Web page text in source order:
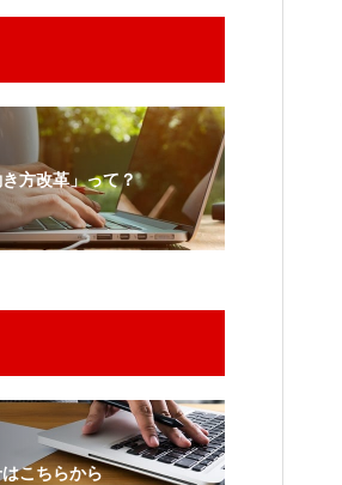
方改革」って？
こちらから